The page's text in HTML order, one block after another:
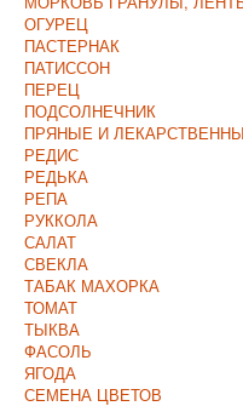
ОГУРЕЦ
ПАСТЕРНАК
ПАТИССОН
ПЕРЕЦ
ПОДСОЛНЕЧНИК
ПРЯНЫЕ И
РЕДИС
РЕДЬКА
РЕПА
РУККОЛА
САЛАТ
СВЕКЛА
ТАБАК МАХОРКА
ТОМАТ
ТЫКВА
ФАСОЛЬ
ЯГОДА
СЕМЕНА ЦВЕТОВ